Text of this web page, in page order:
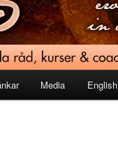
Media English